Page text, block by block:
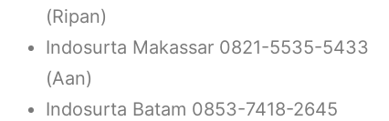
(Ripan)
Indosurta Makassar 0821-5535-5433
(Aan)
Indosurta Batam 0853-7418-2645